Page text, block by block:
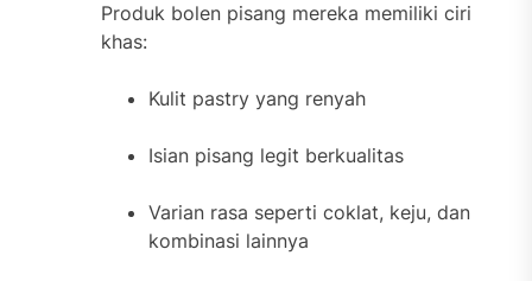
Produk bolen pisang mereka memiliki ciri
khas:
Kulit pastry yang renyah
Isian pisang legit berkualitas
Varian rasa seperti coklat, keju, dan
kombinasi lainnya